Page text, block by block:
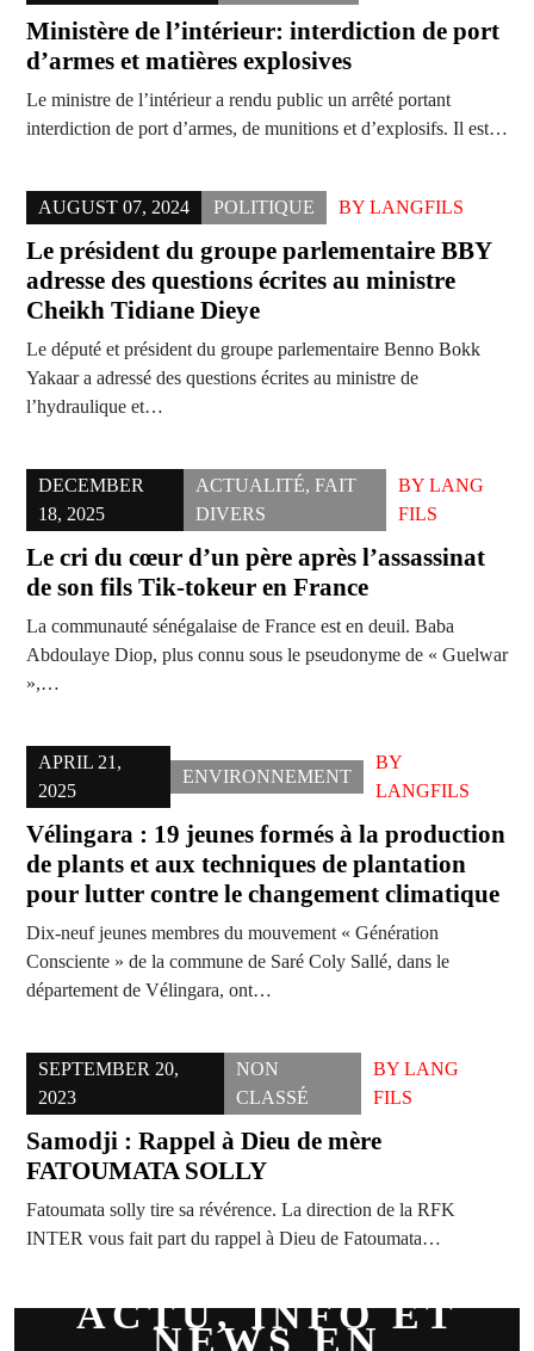
Ministère de l’intérieur: interdiction de port
d’armes et matières explosives
Le ministre de l’intérieur a rendu public un arrêté portant
interdiction de port d’armes, de munitions et d’explosifs. Il est…
AUGUST 07, 2024 POLITIQUE BY LANGFILS
Le président du groupe parlementaire BBY
adresse des questions écrites au ministre
Cheikh Tidiane Dieye
Le député et président du groupe parlementaire Benno Bokk
Yakaar a adressé des questions écrites au ministre de
l’hydraulique et…
DECEMBER
18, 2025
ACTUALITÉ,FAIT
DIVERS
BY LANG
FILS
Le cri du cœur d’un père après l’assassinat
de son fils Tik-tokeur en France
La communauté sénégalaise de France est en deuil. Baba
Abdoulaye Diop, plus connu sous le pseudonyme de « Guelwar
»,…
APRIL 21,
2025
ENVIRONNEMENT
BY
LANGFILS
Vélingara : 19 jeunes formés à la production
de plants et aux techniques de plantation
pour lutter contre le changement climatique
Dix-neuf jeunes membres du mouvement « Génération
Consciente » de la commune de Saré Coly Sallé, dans le
département de Vélingara, ont…
SEPTEMBER 20,
2023
NON
CLASSÉ
BY LANG
FILS
Samodji : Rappel à Dieu de mère
FATOUMATA SOLLY
Fatoumata solly tire sa révérence. La direction de la RFK
INTER vous fait part du rappel à Dieu de Fatoumata…
ACTU, INFO ET
NEWS EN